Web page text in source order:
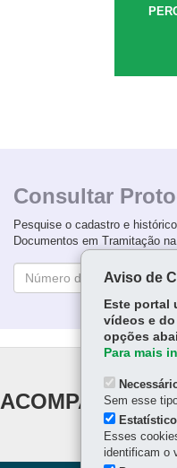
AVISO DE LICITAÇÃO CE N.º
AVISO DE LICITAÇÃO SRP PE
LABORATÓRIOS DOCENTES
AVISO DE ABERTURA DE
PÚBLICA N.º 001/2026 -
AVISO DE CONTRATAÇÃO
SERVIÇOS DE DEDETIZAÇÃO
AVISO DE CONTRATAÇÃO
RECARGA DE EXTINTORES
AVISO DE LICITAÇÃO PE N.º
Consultar
Pesquise o cadastro e
Documentos em Tramitação
ACOMPANHE
Aviso de
Este portal
vídeos e
opções
Para mais
Sem esse
Esses
identificam o